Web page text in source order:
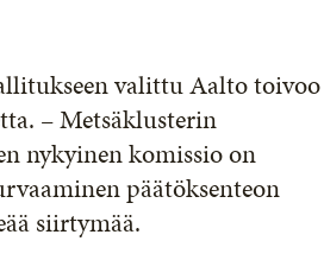
valittu Aalto toivoo
– Metsäklusterin
nykyinen komissio on
päätöksenteon
siirtymää.